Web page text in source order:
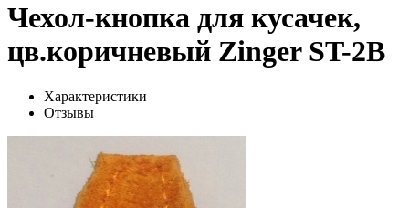
Чехол-кнопка для кусачек,
цв.коричневый Zinger ST-2B
Характеристики
Отзывы